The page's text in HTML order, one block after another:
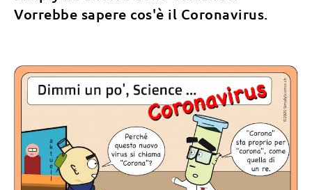
Vorrebbe sapere cos'è il Coronavirus.